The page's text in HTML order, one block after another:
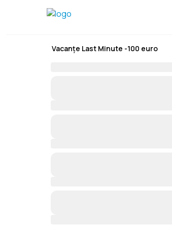
Vacanțe Last Minute -100 euro